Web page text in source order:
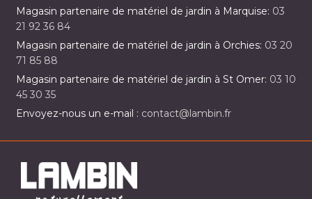
Magasin partenaire de matériel de jardin à Marquise: 03
21 92 36 84
Magasin partenaire de matériel de jardin à Orchies: 03 20
71 85 88
Magasin partenaire de matériel de jardin à St Omer: 03 10
45 30 35
Envoyez-nous un e-mail : contact@lambin.fr